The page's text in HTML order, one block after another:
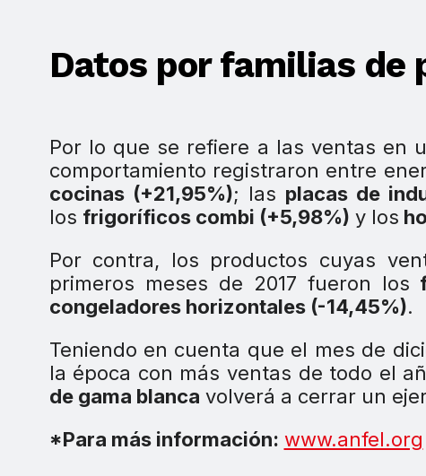
Datos por familias de
Por lo que se refiere a las ventas en
comportamiento registraron entre
cocinas (+21,95%); las placas de
los frigoríficos combi (+5,98%) y los
Por contra, los productos cuyas
primeros meses de 2017 fueron los
congeladores horizontales (-14,45%).
Teniendo en cuenta que el mes de
la época con más ventas de todo el
de gama blanca volverá a cerrar un
*Para más información: www.anfel.org